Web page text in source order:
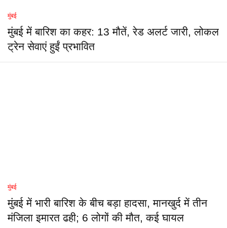
मुंबई
मुंबई में बारिश का कहर: 13 मौतें, रेड अलर्ट जारी, लोकल
ट्रेन सेवाएं हुईं प्रभावित
मुंबई
मुंबई में भारी बारिश के बीच बड़ा हादसा, मानखुर्द में तीन
मंजिला इमारत ढही; 6 लोगों की मौत, कई घायल